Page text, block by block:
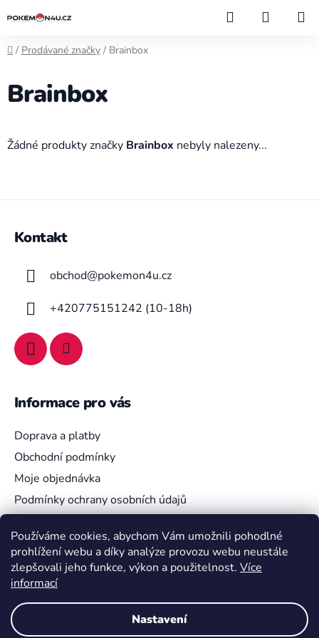
Používáme cookies, abychom Vám umožnili pohodlné
prohlížení webu a díky analýze provozu webu neustále
zlepšovali jeho funkce, výkon a použitelnost. Více
informací
Nastavení
na
Hledat
Domů
/ Prodávané značky / Brainbox
Brainbox
Žádné produkty značky Brainbox nebyly nalezeny...
Kontakt
obchod@pokemon4u.cz
+420775151242 (10-18h)
Informace pro vás
Doprava a platby
Obchodní podmínky
Moje objednávka
Podmínky ochrany osobních údajů
Vyhledávání
HLEDAT